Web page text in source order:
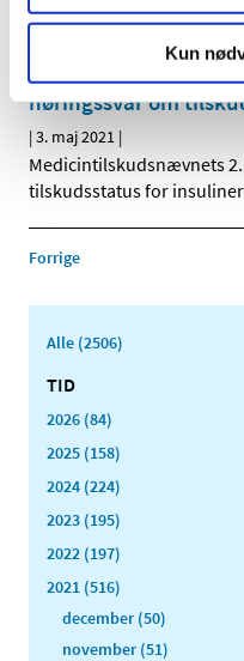
Kun
patienterne, hvor de er, i
høringssvar om
| 3. maj 2021 |
Medicintilskudsnævnets
tilskudsstatus for
Forrige
Alle (2506)
TID
2026 (84)
2025 (158)
2024 (224)
2023 (195)
2022 (197)
2021 (516)
december (50)
november (51)